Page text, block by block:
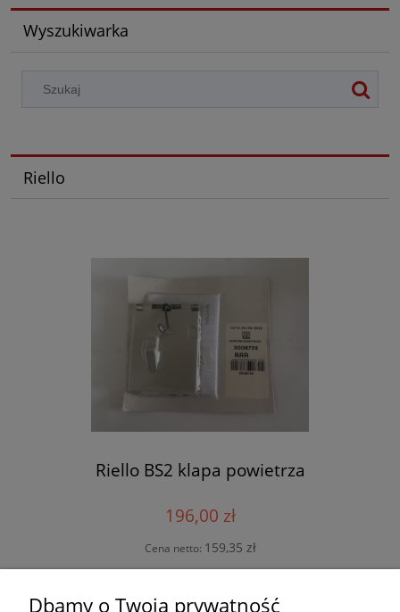
Wyszukiwarka
Riello
Riello BS2 klapa powietrza
196,00 zł
Cena netto: 159,35 zł
Dbamy o Twoją prywatność